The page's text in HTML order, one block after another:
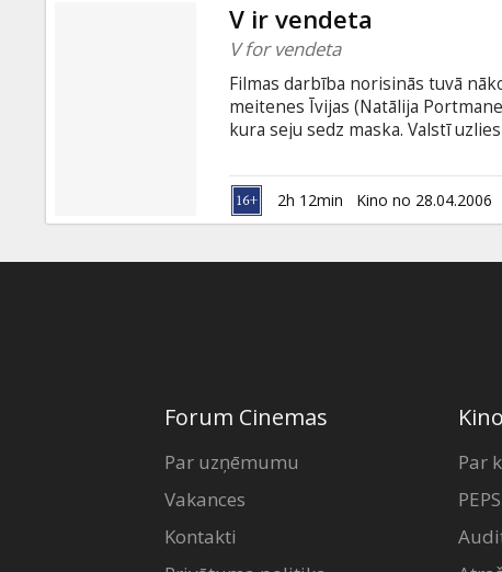
V ir vendeta
V for vendeta
Filmas darbība norisinās tuvā
meitenes Īvijas (Natālija
kura seju sedz maska. Valstī
pirms tam valsts kontrolētos
tirāniju un apspiešanu. Kad Īvija
atklāj arī patiesību par sevi.
2h 12min Kino no 28.04.2006
Forum Cinemas
Par uzņēmumu
Vakances
Kontakti
Par